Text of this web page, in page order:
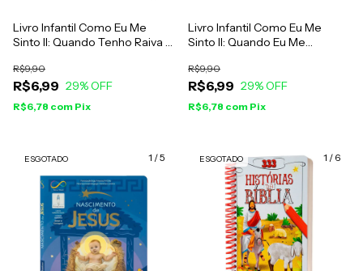
Livro Infantil Como Eu Me
Sinto II: Quando Tenho Raiva -
Justino
R$6,99
R$9,90
29% OFF
R$6,78 com Pix
Livro Infantil Como Eu Me
Sinto II: Quando Eu Me
Larissa Freitas E Vanessa
Justino
R$6,99
R$9,90
29% OFF
R$6,78 com Pix
1 /5
ESGOTADO 1 / 6
ESGOTADO